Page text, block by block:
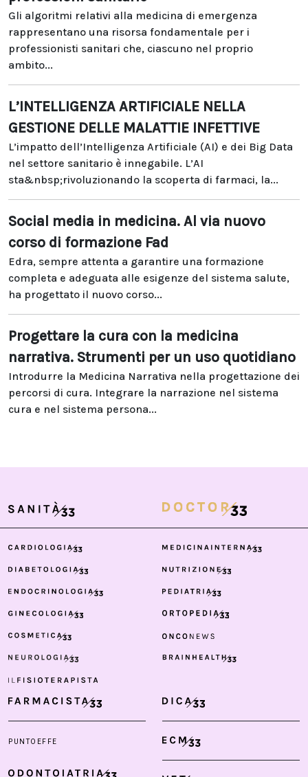
Gli algoritmi relativi alla medicina di emergenza
rappresentano una risorsa fondamentale per i
professionisti sanitari che, ciascuno nel proprio
ambito...
L’INTELLIGENZA ARTIFICIALE NELLA
GESTIONE DELLE MALATTIE INFETTIVE
L’impatto dell’Intelligenza Artificiale (AI) e dei Big Data
nel settore sanitario è innegabile. L’AI
sta&nbsp;rivoluzionando la scoperta di farmaci, la...
Social media in medicina. Al via nuovo
corso di formazione Fad
Edra, sempre attenta a garantire una formazione
completa e adeguata alle esigenze del sistema salute,
ha progettato il nuovo corso...
Progettare la cura con la medicina
narrativa. Strumenti per un uso quotidiano
Introdurre la Medicina Narrativa nella progettazione dei
percorsi di cura. Integrare la narrazione nel sistema
cura e nel sistema persona...